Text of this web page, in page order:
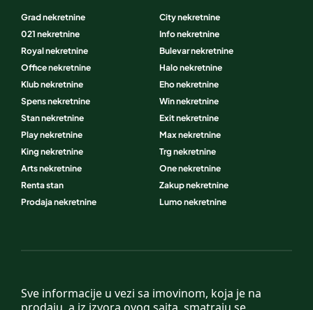
Sve informacije u vezi sa imovinom, koja je na
Grad nekretnine
City nekretnine
021 nekretnine
Info nekretnine
Royal nekretnine
Bulevar nekretnine
Office nekretnine
Halo nekretnine
Klub nekretnine
Eho nekretnine
Spens nekretnine
Win nekretnine
Stan nekretnine
Exit nekretnine
Play nekretnine
Max nekretnine
King nekretnine
Trg nekretnine
Arts nekretnine
One nekretnine
Renta stan
Zakup nekretnine
Prodaja nekretnine
Lumo nekretnine